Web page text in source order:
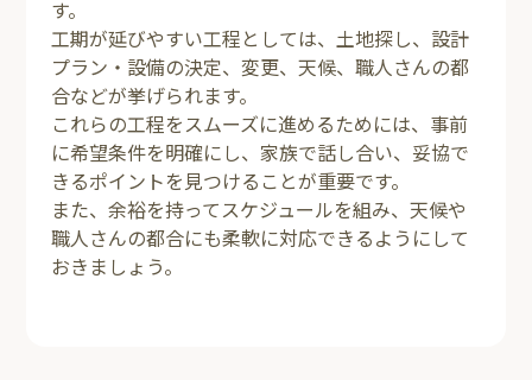
す。
工期が延びやすい工程としては、土地探し、設計
プラン・設備の決定、変更、天候、職人さんの都
合などが挙げられます。
これらの工程をスムーズに進めるためには、事前
に希望条件を明確にし、家族で話し合い、妥協で
きるポイントを見つけることが重要です。
また、余裕を持ってスケジュールを組み、天候や
職人さんの都合にも柔軟に対応できるようにして
おきましょう。